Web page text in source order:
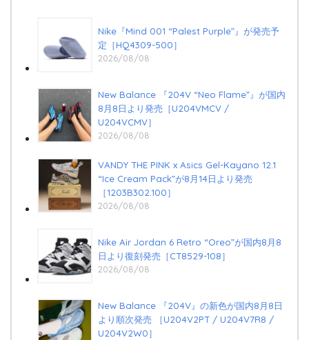
Nike『Mind 001 “Palest Purple”』が発売予
定［HQ4309-500］
2026/08/08
New Balance 『204V “Neo Flame”』が国内
8月8日より発売［U204VMCV /
U204VCMV］
2026/08/08
VANDY THE PINK x Asics Gel-Kayano 12.1
“Ice Cream Pack”が8月14日より発売
［1203B302.100］
2026/08/08
Nike Air Jordan 6 Retro “Oreo”が国内8月8
日より復刻発売［CT8529-108］
2026/08/08
New Balance 『204V』の新色が国内8月8日
より順次発売 ［U204V2PT / U204V7R8 /
U204V2W0］